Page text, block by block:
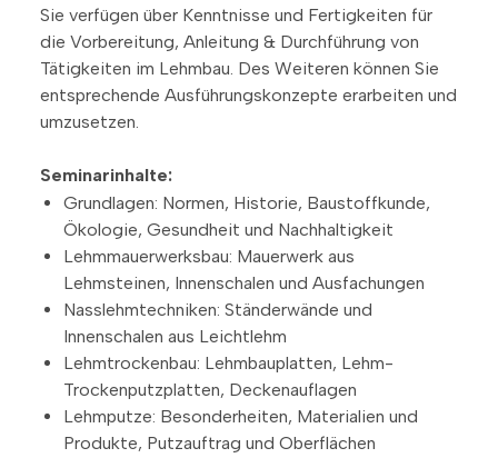
Sie verfügen über Kenntnisse und Fertigkeiten für
die Vorbereitung, Anleitung & Durchführung von
Tätigkeiten im Lehmbau. Des Weiteren können Sie
entsprechende Ausführungskonzepte erarbeiten und
umzusetzen.
Seminarinhalte:
Grundlagen: Normen, Historie, Baustoffkunde,
Ökologie, Gesundheit und Nachhaltigkeit
Lehmmauerwerksbau: Mauerwerk aus
Lehmsteinen, Innenschalen und Ausfachungen
Nasslehmtechniken: Ständerwände und
Innenschalen aus Leichtlehm
Lehmtrockenbau: Lehmbauplatten, Lehm-
Trockenputzplatten, Deckenauflagen
Lehmputze: Besonderheiten, Materialien und
Produkte, Putzauftrag und Oberflächen